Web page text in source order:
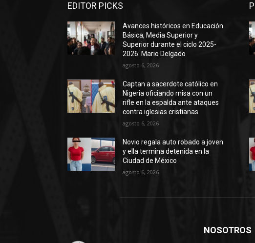
EDITOR PICKS
Avances históricos en Educación
Básica, Media Superior y
Superior durante el ciclo 2025-
2026: Mario Delgado
agosto 6, 2026
Captan a sacerdote católico en
Nigeria oficiando misa con un
rifle en la espalda ante ataques
contra iglesias cristianas
agosto 6, 2026
Novio regala auto robado a joven
y ella termina detenida en la
Ciudad de México
agosto 6, 2026
NOSOTROS